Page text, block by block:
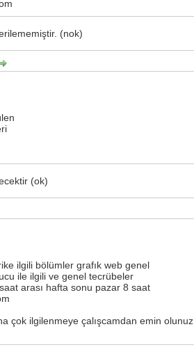
(nok)
(ok)
ilgili bölümler grafık web genel
ile ilgili ve genel tecrübeler
arası hafta sonu pazar 8 saat
çok ilgilenmeye çalışcamdan emin olunuz